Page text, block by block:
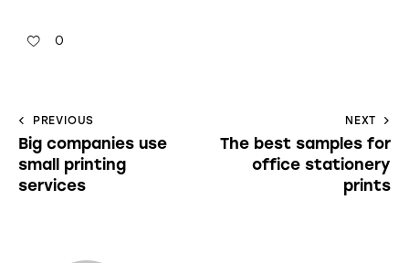
0
PREVIOUS
Big companies use
small printing
services
NEXT
The best samples for
office stationery
prints